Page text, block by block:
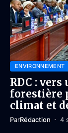
ENVIRONNEMENT
RDC :
forestière
climat et
ParRédaction 4